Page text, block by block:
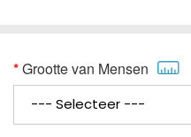
Grootte van Mensen